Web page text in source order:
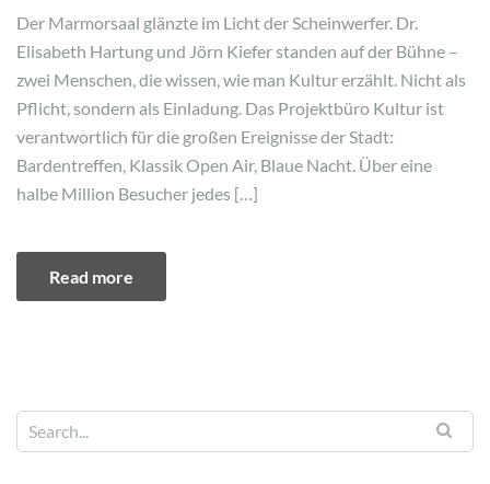
Der Marmorsaal glänzte im Licht der Scheinwerfer. Dr.
Elisabeth Hartung und Jörn Kiefer standen auf der Bühne –
zwei Menschen, die wissen, wie man Kultur erzählt. Nicht als
Pflicht, sondern als Einladung. Das Projektbüro Kultur ist
verantwortlich für die großen Ereignisse der Stadt:
Bardentreffen, Klassik Open Air, Blaue Nacht. Über eine
halbe Million Besucher jedes […]
Read more